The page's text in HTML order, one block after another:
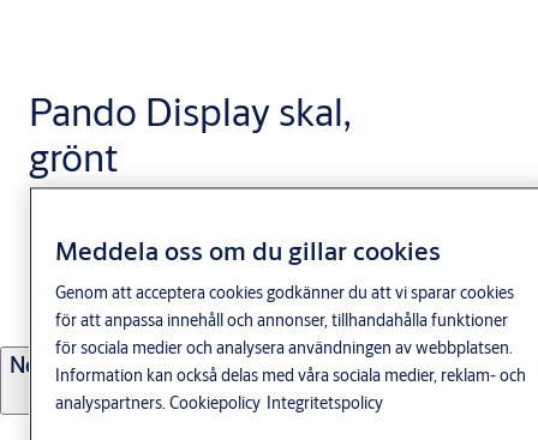
Pando Display skal,
grönt
Grönt utbytesskal till läsare Pando Display.
Nerladdningar
Meddela oss om du gillar cookies
Genom att acceptera cookies godkänner du att vi sparar cookies
för att anpassa innehåll och annonser, tillhandahålla funktioner
för sociala medier och analysera användningen av webbplatsen.
Information kan också delas med våra sociala medier, reklam- och
analyspartners.Cookiepolicy Integritetspolicy